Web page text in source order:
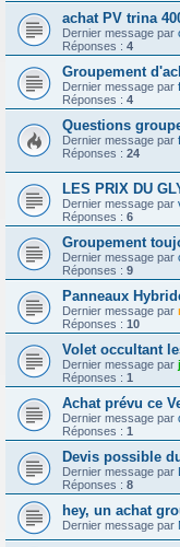
achat PV trina
Dernier message par
Réponses : 4
Groupement
Dernier message par
Réponses : 4
Questions
Dernier message par
Réponses : 24
LES PRIX DU
Dernier message par
Réponses : 6
Groupement
Dernier message par
Réponses : 9
Panneaux
Dernier message par
Réponses : 10
Volet occultant
Dernier message par
Réponses : 1
Achat prévu ce
Dernier message par
Réponses : 1
Devis possible
Dernier message par
Réponses : 8
hey, un achat
Dernier message par